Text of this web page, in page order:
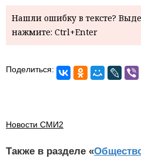
Нашли ошибку в тексте?
нажмите: Ctrl+Enter
Поделиться:
Новости СМИ2
Также в разделе «